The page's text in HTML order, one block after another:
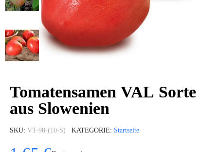
Tomatensamen VAL Sorte
aus Slowenien
SKU VT-98-(10-S) KATEGORIE Startseite